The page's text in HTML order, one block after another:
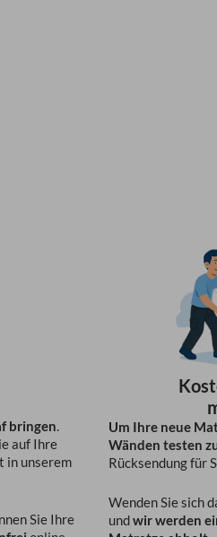
bringen.
auf Ihre
in unserem
Sie Ihre
Um Ihre neue
Wänden testen
Rücksendung für
Wenden Sie sich
undwir werden